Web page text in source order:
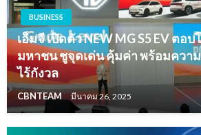
BUSINESS
เอ็มจี เปิดตัว NEW MG S5 EV ตอบ
มหาชน ชูจุดเด่น คุ้มค่า พร้อมควา
ไร้กังวล
CBNTEAM มีนาคม 26, 2025